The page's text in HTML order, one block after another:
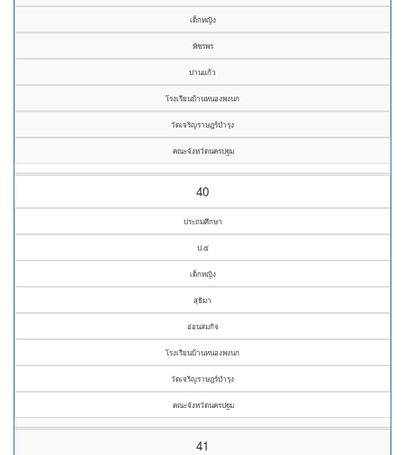
เด็กหญิง
พัชรพร
ปานแก้ว
โรงเรียนบ้านหนองพงนก
วัดเจริญราษฎร์บำรุง
คณะจังหวัดนครปฐม
40
ประถมศึกษา
ป.๕
เด็กหญิง
สุธิมา
อ่อนสมกิจ
โรงเรียนบ้านหนองพงนก
วัดเจริญราษฎร์บำรุง
คณะจังหวัดนครปฐม
41